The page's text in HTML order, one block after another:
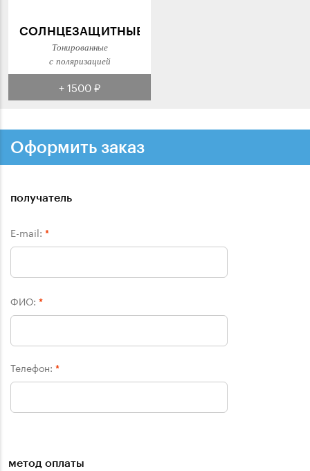
СОЛНЦЕЗАЩИТНЫЕ
Тонированные
с поляризацией
+ 1500 ₽
Оформить заказ
получатель
E-mail: *
ФИО: *
Телефон: *
метод оплаты